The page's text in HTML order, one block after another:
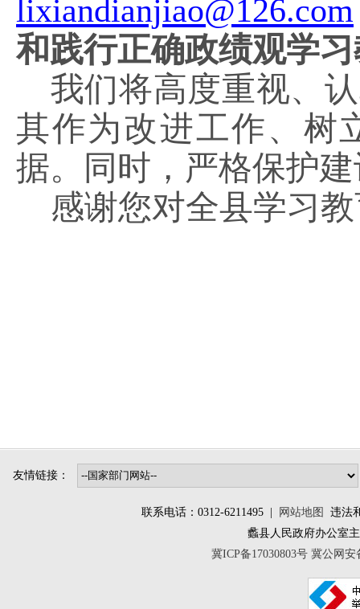
lixiandianjiao@126.com
和践行正确政绩观学
我们将高度重视、
其作为改进工作、树
据。同时，严格保护
感谢您对全县学习
友情链接：
联系电话：0312-6211495 | 网站地图
违法
蠡县人民政府办公
冀ICP备17030803号 冀公网安